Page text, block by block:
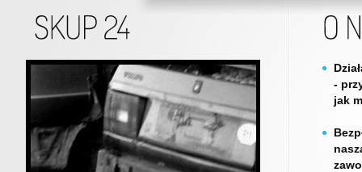
-
jak